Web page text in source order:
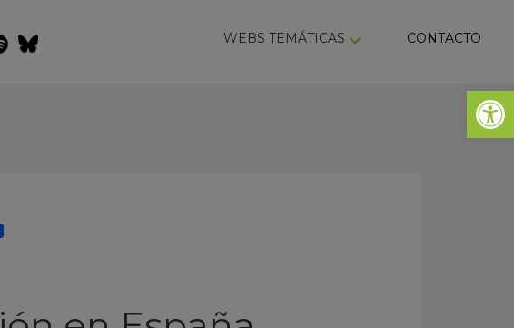
Abrir
Spotify
Bluesky WEBS TEMÁTICAS CONTACTO